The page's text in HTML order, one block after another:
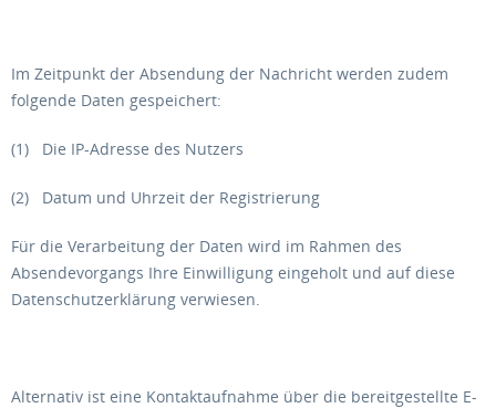
Im Zeitpunkt der Absendung der Nachricht werden zudem
folgende Daten gespeichert:
(1) Die IP-Adresse des Nutzers
(2) Datum und Uhrzeit der Registrierung
Für die Verarbeitung der Daten wird im Rahmen des
Absendevorgangs Ihre Einwilligung eingeholt und auf diese
Datenschutzerklärung verwiesen.
Alternativ ist eine Kontaktaufnahme über die bereitgestellte E-